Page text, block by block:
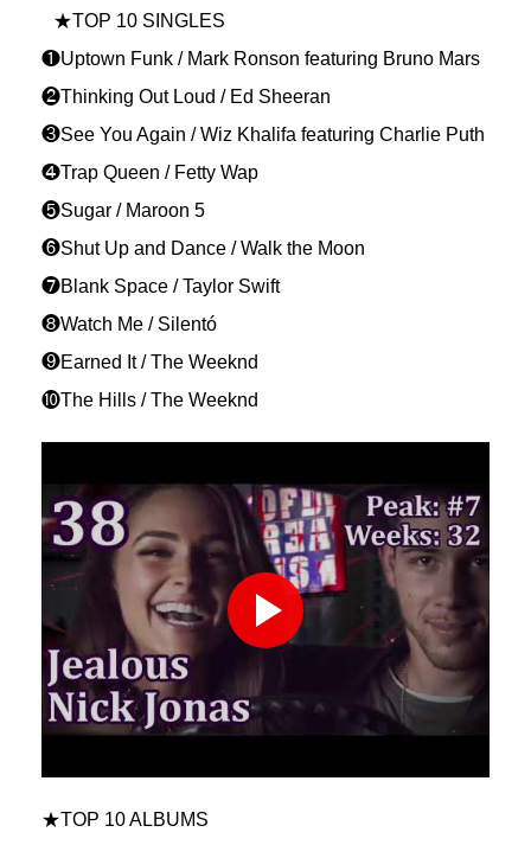
★TOP 10 SINGLES
❶Uptown Funk / Mark Ronson featuring Bruno Mars
❷Thinking Out Loud / Ed Sheeran
❸See You Again / Wiz Khalifa featuring Charlie Puth
❹Trap Queen / Fetty Wap
❺Sugar / Maroon 5
❻Shut Up and Dance / Walk the Moon
❼Blank Space / Taylor Swift
❽Watch Me / Silentó
❾Earned It / The Weeknd
❿The Hills / The Weeknd
★TOP 10 ALBUMS